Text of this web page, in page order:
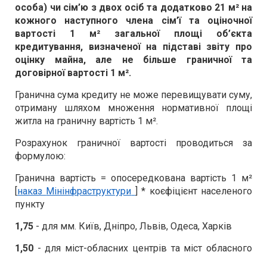
особа) чи сім’ю з двох осіб та додатково 21 м² на
кожного наступного члена сім’ї та оціночної
вартості 1 м² загальної площі об’єкта
кредитування, визначеної на підставі звіту про
оцінку майна, але не більше граничної та
договірної вартості 1 м².
Гранична сума кредиту не може перевищувати суму,
отриману шляхом множення нормативної площі
житла на граничну вартість 1 м².
Розрахунок граничної вартості проводиться за
формулою:
Гранична вартість = опосередкована вартість 1 м²
[наказ Мінінфраструктури ] * коєфіцієнт населеного
пункту
1,75 - для мм. Київ, Дніпро, Львів, Одеса, Харків
1,50 - для міст-обласних центрів та міст обласного